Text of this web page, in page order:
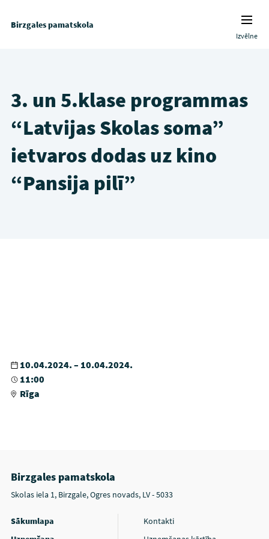
Birzgales pamatskola
Izvēlne
3. un 5.klase programmas
“Latvijas Skolas soma”
ietvaros dodas uz kino
“Pansija pilī”
10.04.2024. – 10.04.2024.
11:00
Rīga
Birzgales pamatskola
Skolas iela 1, Birzgale, Ogres novads, LV - 5033
Sākumlapa
Kontakti